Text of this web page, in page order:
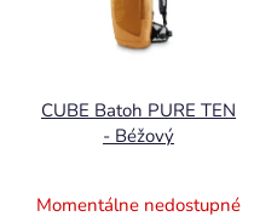
CUBE Batoh PURE TEN
- Béžový
Momentálne nedostupné